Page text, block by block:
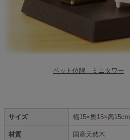
ペット位牌 ミニタワー
サイズ 幅15×奥15×高15cm
材質 国産天然木